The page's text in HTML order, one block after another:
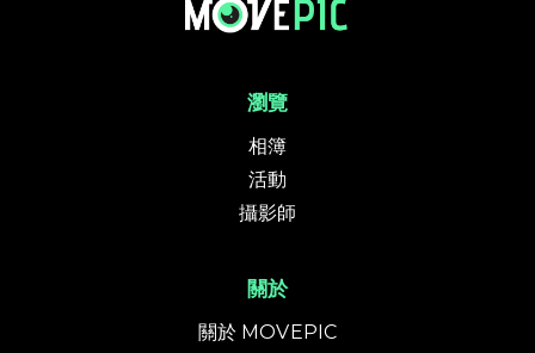
瀏覽
相簿
活動
攝影師
關於
關於 MOVEPIC